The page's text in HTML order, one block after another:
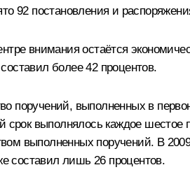
92 постановления и
внимания остаётся
более 42 процентов.
поручений, выполненных в
выполнялось каждое шестое
выполненных поручений. В
составил лишь 26 процентов.